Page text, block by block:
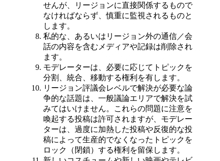
せんが、リージョンに直接関係するもので
なければならず、慎重に監視されるものと
します。
私的な、あるいはリージョン外の通信／会
話の内容を含むメディアや記録は削除され
ます。
モデレーターは、必要に応じてトピックを
分割、統合、移動する権利を有します。
リージョン評議会レベルで解決が必要な論
争的な話題は、一般議論エリアで解決を試
みてはいけません。これらの問題に注意を
喚起する投稿は許可されますが、モデレー
ターは、過度に加熱した投稿や反復的な投
稿によって生産的でなくなったトピックを
ロック（閉鎖）する権利を留保します。